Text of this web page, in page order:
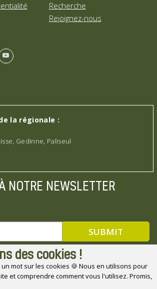
des cookies !
mot sur les cookies 🍪 Nous en utilisons pour
et comprendre comment vous l'utilisez. Promis,
Recherche
Rejoignez-nous
la régionale :
Gedinne, Paliseul
NOTRE NEWSLETTER
souhaite remercier ses partenaires